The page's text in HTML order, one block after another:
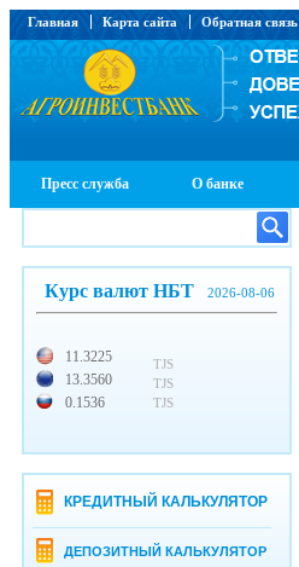
Главная Карта сайта Обратная связь
Пресс служба О банке
Курс валют НБТ 2026-08-06
11.3225
13.3560
0.1536
TJS
TJS
TJS
КРЕДИТНЫЙ КАЛЬКУЛЯТОР
ДЕПОЗИТНЫЙ КАЛЬКУЛЯТОР